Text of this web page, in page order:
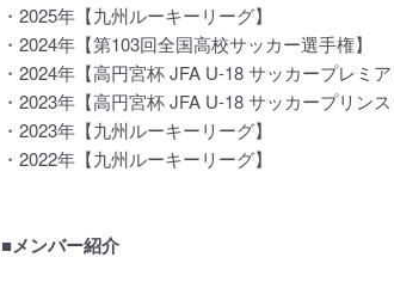
・2025年【九州ルーキーリーグ】
・2024年【第103回全国高校サッカー選手権】
・2024年【高円宮杯 JFA U-18 サッカープレミア
・2023年【高円宮杯 JFA U-18 サッカープリンス
・2023年【九州ルーキーリーグ】
・2022年【九州ルーキーリーグ】
■メンバー紹介